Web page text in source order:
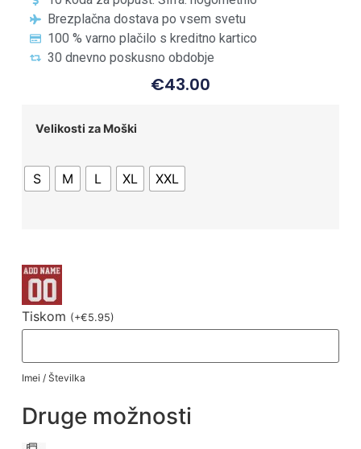
Brezplačna dostava po vsem svetu
100 % varno plačilo s kreditno kartico
30 dnevno poskusno obdobje
€43.00
Velikosti za Moški
S M L XL XXL
Tiskom (+€5.95)
Imei / Številka
Druge možnosti